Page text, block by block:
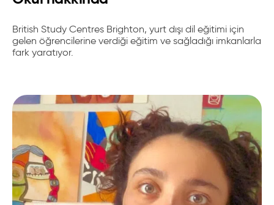
British Study Centres Brighton, yurt dışı dil eğitimi için
gelen öğrencilerine verdiği eğitim ve sağladığı imkanlarla
fark yaratıyor.